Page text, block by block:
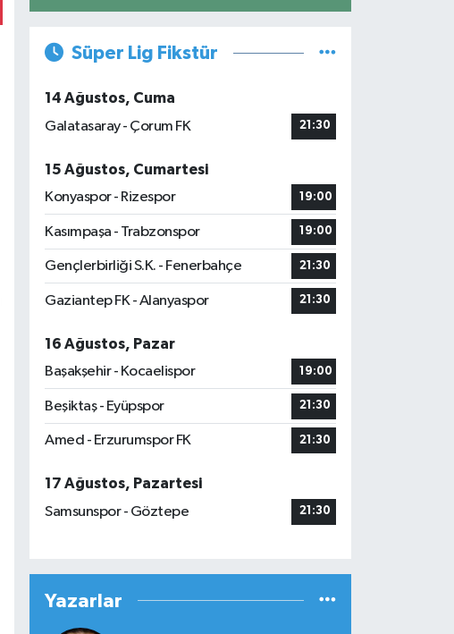
Süper Lig Fikstür
14 Ağustos, Cuma
Galatasaray - Çorum FK
21:30
15 Ağustos, Cumartesi
Konyaspor - Rizespor
19:00
Kasımpaşa - Trabzonspor 19:00
Gençlerbirliği S.K. - Fenerbahçe 21:30
Gaziantep FK - Alanyaspor 21:30
16 Ağustos, Pazar
Başakşehir - Kocaelispor
19:00
Beşiktaş - Eyüpspor 21:30
Amed - Erzurumspor FK 21:30
17 Ağustos, Pazartesi
Samsunspor - Göztepe
21:30
Yazarlar